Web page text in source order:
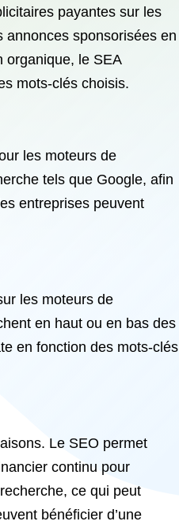
payantes sur les
annonces sponsorisées en
organique, le SEA
mots-clés choisis.
les moteurs de
tels que Google, afin
entreprises peuvent
les moteurs de
en haut ou en bas des
en fonction des mots-clés
Le SEO permet
continu pour
ce qui peut
bénéficier d’une